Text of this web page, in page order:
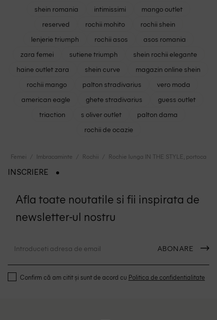
shein romania intimissimi
mango outlet
reserved
rochii mohito
rochii shein
lenjerie triumph
rochii asos
asos romania
zara femei
sutiene triumph
shein rochii elegante
haine outlet zara
shein curve
magazin online shein
rochii mango
palton stradivarius
vero moda
american eagle
ghete stradivarius
guess outlet
triaction
s oliver outlet
palton dama
rochii de ocazie
Femei Imbracaminte Rochii Rochie lunga IN THE STYLE, portocaliu
INSCRIERE
Afla toate noutatile si fii inspirata de
newsletter-ul nostru
ABONARE
Confirm că am citit și sunt de acord cu Politica de confidentialitate